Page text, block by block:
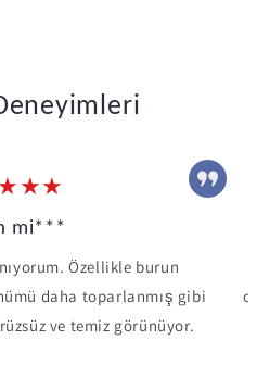
mi***
Özellikle burun
daha toparlanmış gibi
ve temiz görünüyor.